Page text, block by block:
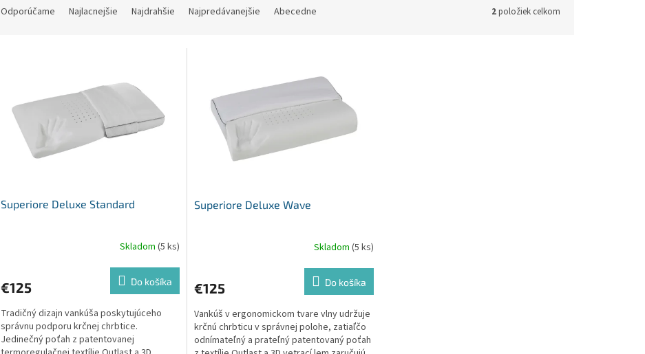
Odporúčame Najlacnejšie Najdrahšie Najpredávanejšie Abecedne 2položiek celkom
Superiore Deluxe Standard
Skladom (5 ks)
€125 Do košíka
Tradičný dizajn vankúša poskytujúceho
správnu podporu krčnej chrbtice.
Jedinečný poťah z patentovanej
Superiore Deluxe Wave
Skladom (5 ks)
€125 Do košíka
Vankúš v ergonomickom tvare vlny udržuje
krčnú chrbticu v správnej polohe, zatiaľčo
odnímateľný a prateľný patentovaný poťah